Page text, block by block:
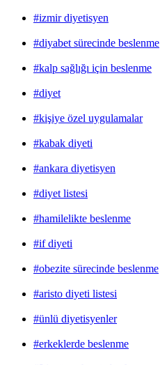
#izmir diyetisyen
#diyabet sürecinde beslenme
#kalp sağlığı için beslenme
#diyet
#kişiye özel uygulamalar
#kabak diyeti
#ankara diyetisyen
#diyet listesi
#hamilelikte beslenme
#if diyeti
#obezite sürecinde beslenme
#aristo diyeti listesi
#ünlü diyetisyenler
#erkeklerde beslenme